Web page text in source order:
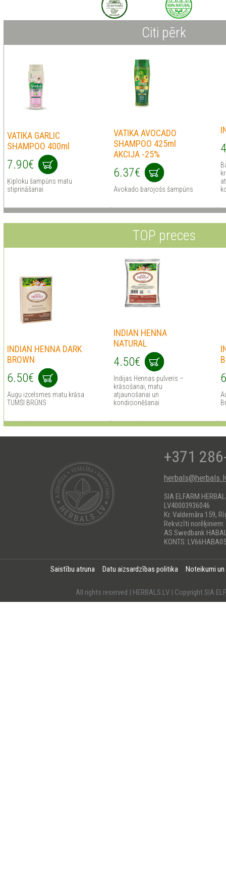
Citi pērk
VATIKA GARLIC
SHAMPOO 400ml
7.90€
Ķiploku šampūns matu
stiprināšanai
VATIKA AVOCADO
SHAMPOO 425ml
AKCIJA -25%
6.37€
Avokado barojošs šampūns
TOP preces
INDIAN HENNA DARK
BROWN
6.50€
Augu izcelsmes matu krāsa
TUMŠI BRŪNS
INDIAN HENNA
NATURAL
4.50€
Indijas Hennas pulveris –
krāsošanai, matu
atjaunošanai un
kondicionēšanai
+371
SIA ELFARM
LV40003936046
Kr. Valdemāra 159,
Rekvizīti norēķiniem:
AS Swedbank
KONTS:
Saistību atruna Datu aizsardzības politika Noteikumi
All rights reserved | HERBALS.LV | Copyright SIA